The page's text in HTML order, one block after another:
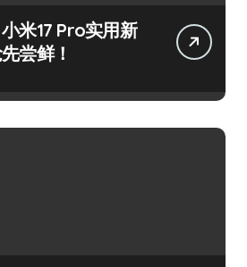
米17 Pro实用新
尝鲜！